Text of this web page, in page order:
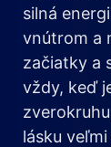
silná
vnútrom a
začiatky a
vždy, keď
lásku